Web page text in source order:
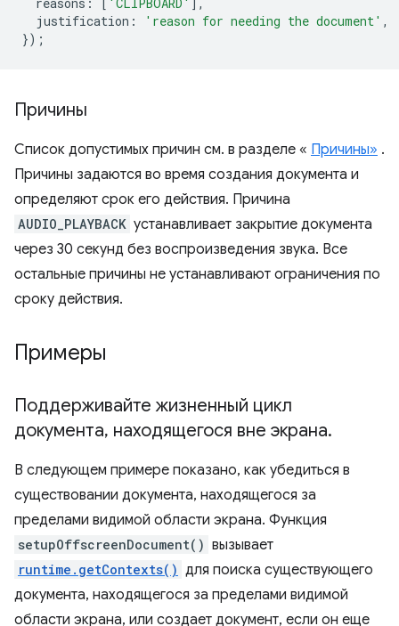
justification : 'reason for needing the document' ,
});
Причины
Список допустимых причин см. в разделе « Причины» .
Причины задаются во время создания документа и
определяют срок его действия. Причина
AUDIO_PLAYBACK устанавливает закрытие документа
через 30 секунд без воспроизведения звука. Все
остальные причины не устанавливают ограничения по
сроку действия.
Примеры
Поддерживайте жизненный цикл
документа, находящегося вне экрана.
В следующем примере показано, как убедиться в
существовании документа, находящегося за
пределами видимой области экрана. Функция
setupOffscreenDocument() вызывает
runtime.getContexts() для поиска существующего
документа, находящегося за пределами видимой
области экрана, или создает документ, если он еще